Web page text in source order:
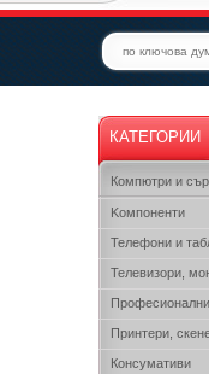
КАТЕГОРИИ
Компютри и
Kомпоненти
Телефони и
Телевизори,
Принтери,
Консумативи